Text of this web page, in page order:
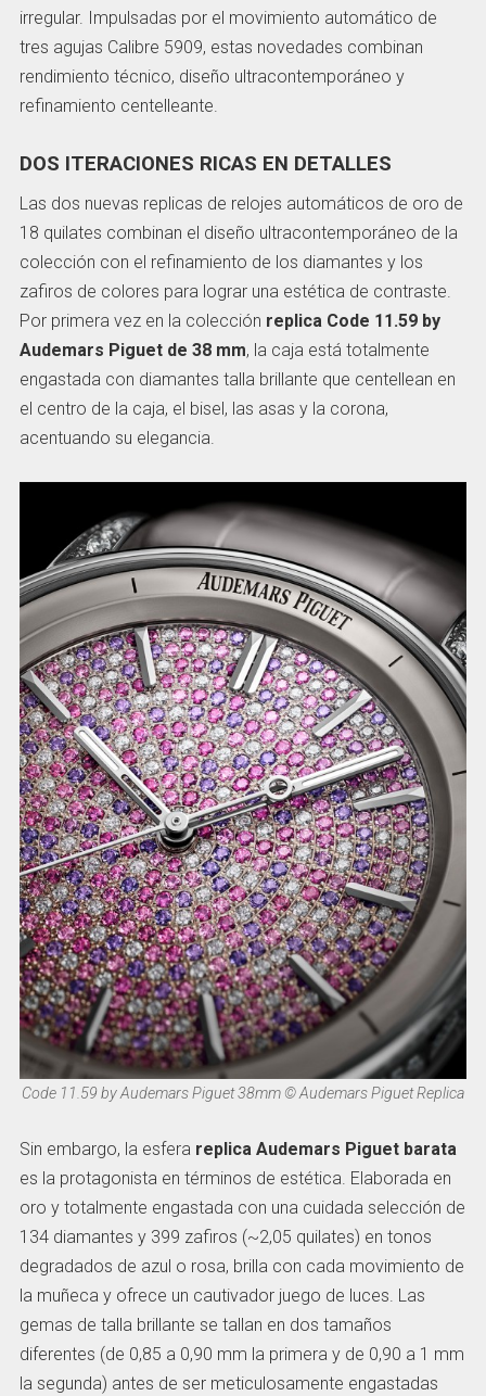
irregular. Impulsadas por el movimiento automático de
tres agujas Calibre 5909, estas novedades combinan
rendimiento técnico, diseño ultracontemporáneo y
refinamiento centelleante.
DOS ITERACIONES RICAS EN DETALLES
Las dos nuevas replicas de relojes automáticos de oro de
18 quilates combinan el diseño ultracontemporáneo de la
colección con el refinamiento de los diamantes y los
zafiros de colores para lograr una estética de contraste.
Por primera vez en la colección replica Code 11.59 by
Audemars Piguet de 38 mm, la caja está totalmente
engastada con diamantes talla brillante que centellean en
el centro de la caja, el bisel, las asas y la corona,
acentuando su elegancia.
Code 11.59 by Audemars Piguet 38mm © Audemars Piguet Replica
Sin embargo, la esfera replica Audemars Piguet barata
es la protagonista en términos de estética. Elaborada en
oro y totalmente engastada con una cuidada selección de
134 diamantes y 399 zafiros (~2,05 quilates) en tonos
degradados de azul o rosa, brilla con cada movimiento de
la muñeca y ofrece un cautivador juego de luces. Las
gemas de talla brillante se tallan en dos tamaños
diferentes (de 0,85 a 0,90 mm la primera y de 0,90 a 1 mm
la segunda) antes de ser meticulosamente engastadas